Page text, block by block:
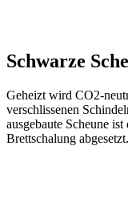
Schwarze
Geheizt wird CO2-
verschlissenen
ausgebaute Scheune
Brettschalung abgesetzt.